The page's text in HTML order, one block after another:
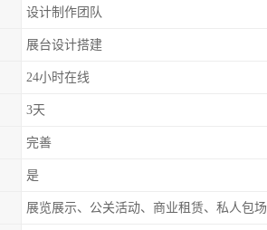
设计制作团队
展台设计搭建
24小时在线
3天
完善
是
展览展示、公关活动、商业租赁、私人包场